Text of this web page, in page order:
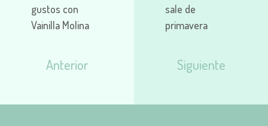
gustos con
Vainilla Molina
Anterior
sale de
primavera
Siguiente